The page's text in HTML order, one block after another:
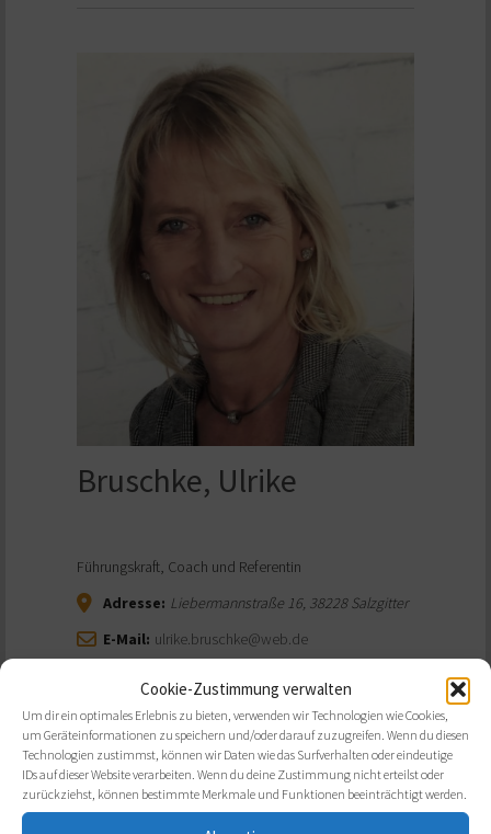
Cookie-Zustimmung verwalten
Um dir ein optimales Erlebnis zu bieten, verwenden wir Technologien wie Cookies,
um Geräteinformationen zu speichern und/oder darauf zuzugreifen. Wenn du diesen
Technologien zustimmst, können wir Daten wie das Surfverhalten oder eindeutige
IDs auf dieser Website verarbeiten. Wenn du deine Zustimmung nicht erteilst oder
zurückziehst, können bestimmte Merkmale und Funktionen beeinträchtigt werden.
Bruschke, Ulrike
Führungskraft, Coach und Referentin
Adresse: Liebermannstraße 16, 38228Salzgitter
E-Mail: ulrike.bruschke@web.de